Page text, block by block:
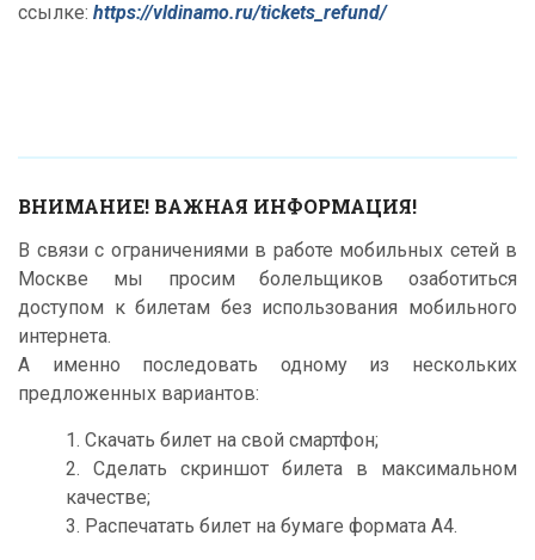
ссылке: https://vldinamo.ru/tickets_refund/
ВНИМАНИЕ! ВАЖНАЯ ИНФОРМАЦИЯ!
В связи с ограничениями в работе мобильных сетей в
Москве мы просим болельщиков озаботиться
доступом к билетам без использования мобильного
интернета.
А именно последовать одному из нескольких
предложенных вариантов:
1. Скачать билет на свой смартфон;
2. Сделать скриншот билета в максимальном
качестве;
3. Распечатать билет на бумаге формата А4.